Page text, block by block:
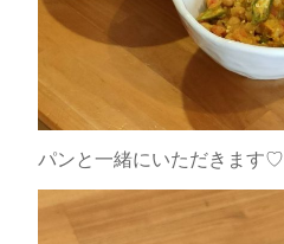
パンと一緒にいただきます♡